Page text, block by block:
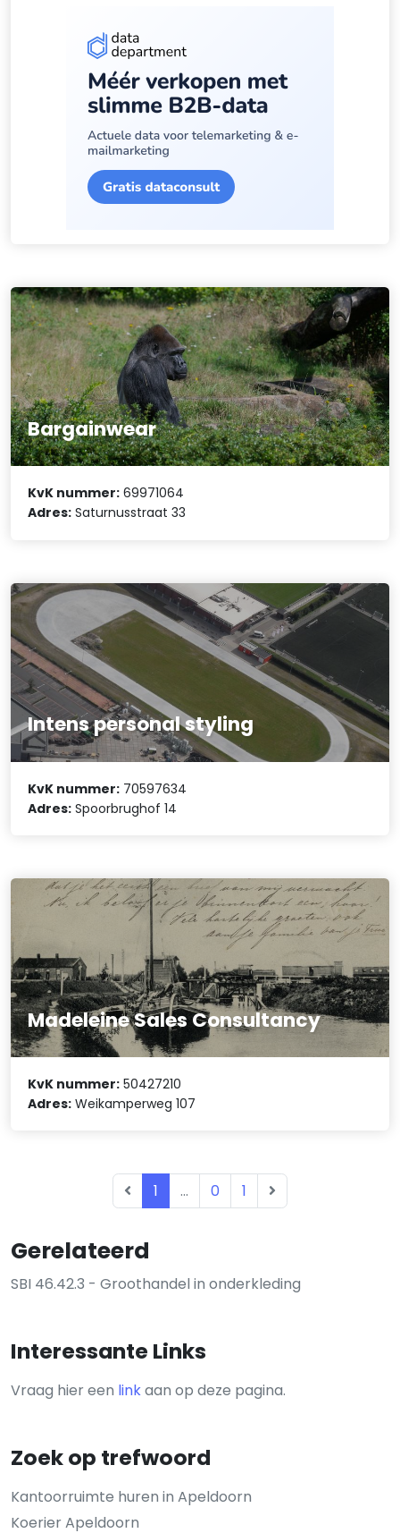
Gerelateerd
SBI 46.42.3 - Groothandel in onderkleding
Interessante Links
Vraag hier een linkaan op deze pagina.
Zoek op trefwoord
Kantoorruimte huren in Apeldoorn
Koerier Apeldoorn
Bargainwear
KvK nummer: 69971064
Adres: Saturnusstraat 33
Intens personal styling
KvK nummer: 70597634
Adres: Spoorbrughof 14
Madeleine Sales Consultancy
KvK nummer: 50427210
Adres: Weikamperweg 107
1 ... 0 1